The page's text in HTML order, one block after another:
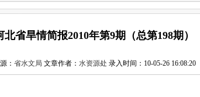
北省旱情简报2010年第9期（总第198期）
： 省水文局 文章作者： 水资源处 录入时间：10-05-26 16:08:20